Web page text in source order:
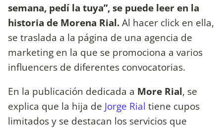
semana, pedí la tuya”, se puede leer en la
historia de Morena Rial.Al hacer click en ella,
se traslada a la página de una agencia de
marketing en la que se promociona a varios
influencers de diferentes convocatorias.
En la publicación dedicada a More Rial, se
explica que la hija de Jorge Rial tiene cupos
limitados y se destacan los servicios que